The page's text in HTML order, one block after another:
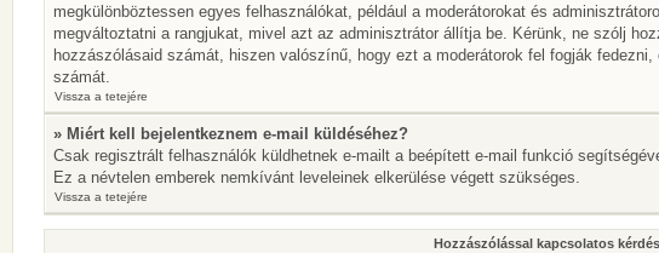
megkülönböztessen egyes felhasználókat, például a moderátorokat és
megváltoztatni a rangjukat, mivel azt az adminisztrátor állítja be. Kérünk, ne szólj
hozzászólásaid számát, hiszen valószínű, hogy ezt a moderátorok fel fogják
számát.
Vissza a tetejére
» Miért kell bejelentkeznem e-mail küldéséhez?
Csak regisztrált felhasználók küldhetnek e-mailt a beépített e-mail funkció
Ez a névtelen emberek nemkívánt leveleinek elkerülése végett szükséges.
Vissza a tetejére
Hozzászólással kapcsolatos